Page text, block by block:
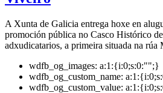
A Xunta de Galicia entrega hoxe en
promoción pública no Casco Histórico
adxudicatarios, a primeira situada na rúa
wdfb_og_images: a:1:{i:0;s:0:"";}
wdfb_og_custom_name:
wdfb_og_custom_value: